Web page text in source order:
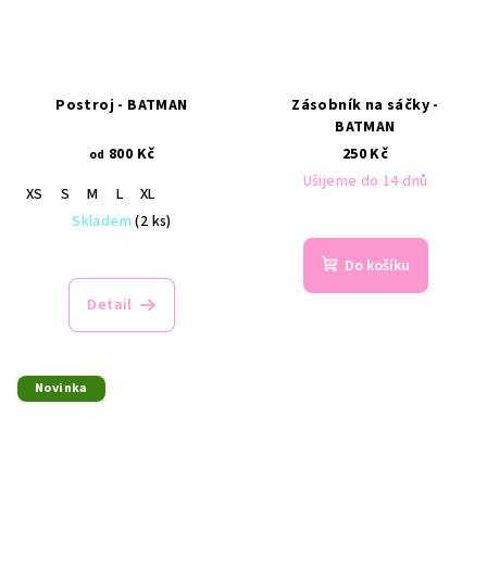
Postroj - BATMAN
od 800 Kč
XS
S M L
XL
Skladem(2 ks)
Detail
Zásobník na sáčky -
BATMAN
250 Kč
Ušijeme do 14 dnů
Do košíku
Novinka